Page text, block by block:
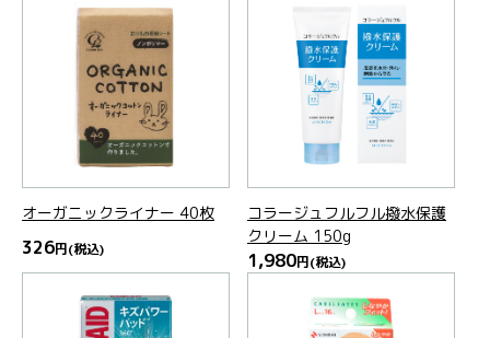
オーガニックライナー 40枚
326円(税込)
コラージュフルフル撥水保護
クリーム 150g
1,980円(税込)